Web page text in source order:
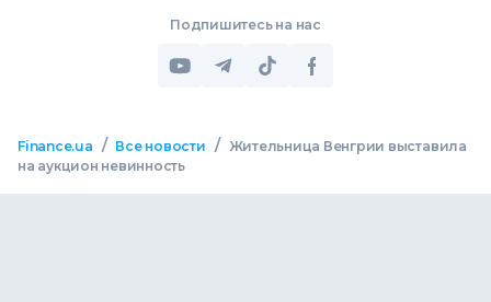
Подпишитесь на нас
Finance.ua / Все новости /
Жительница Венгрии выставила
на аукцион невинность